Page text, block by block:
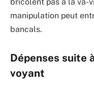
bricolent pas à la va-
manipulation peut
bancals.
Dépenses suite
voyant